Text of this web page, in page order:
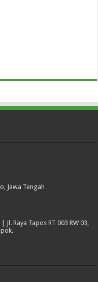
Jawa Tengah
Raya Tapos RT 003 RW 03,